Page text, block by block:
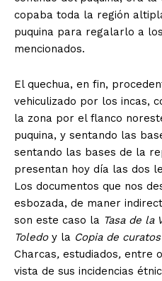
copaba toda la región
puquina para regalarlo a
mencionados.
El quechua, en fin,
vehiculizado por los incas,
la zona por el flanco
puquina, y sentando las
sentando las bases de la
presentan hoy día las dos
Los documentos que nos
esbozada, de maner
son este caso la Tasa de la
Toledo y la Copia de curatos
Charcas, estudiados, entre
vista de sus incidencias